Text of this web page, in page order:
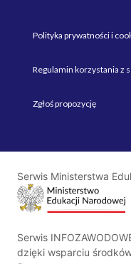
Polityka prywatności i
Regulamin korzystania z
Zgłoś propozycję
Serwis Ministerstwa
Serwis
dzięki wsparciu